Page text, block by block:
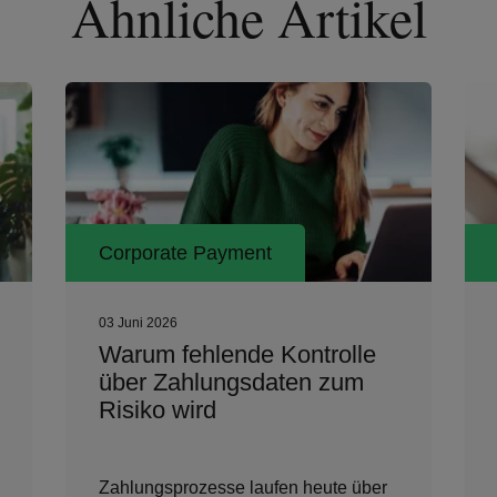
Ähnliche Artikel
Corporate Payment
09 Februar 2026
Warum Ihnen Level 3-Daten
mehr Kontrolle und
Transparenz bieten?
Finance- und Procurement-Teams